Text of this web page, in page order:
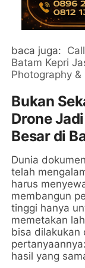
baca juga:
Batam Kepri
Photography
Bukan
Drone
Besar di
Dunia
telah
harus
membangun
tinggi hanya
memetakan
bisa dilakukan
hasil yang